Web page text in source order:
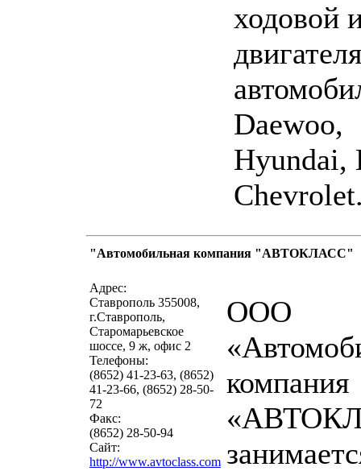
ходовой
Daewoo,
Hyundai,
"Автомобильная компания "АВТОКЛАСС"
Адрес:
Ставрополь 355008,
г.Ставрополь,
Старомарьевское
шоссе, 9 ж, офис 2
Телефоны:
(8652) 41-23-63, (8652)
41-23-66, (8652) 28-50-
72
Факс:
(8652) 28-50-94
Сайт:
http://www.avtoclass.com
ООО
компания